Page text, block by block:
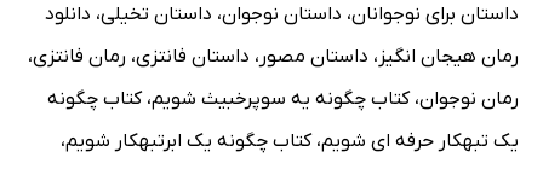
داستان برای نوجوانان، داستان نوجوان، داستان تخیلی، دانلود
رمان هیجان انگیز ، داستان مصور ، داستان فانتزی، رمان فانتزی،
رمان نوجوان،کتاب چگونه یه سوپرخبیث شویم،کتاب چگونه
یک تبهکار حرفه ای شویم،کتاب چگونه یک ابرتبهکار شویم،